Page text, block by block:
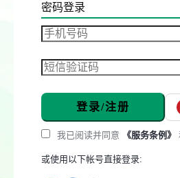
密码登录
登录/注册
我已阅读并同意 《服务条例》
或使用以下帐号直接登录: